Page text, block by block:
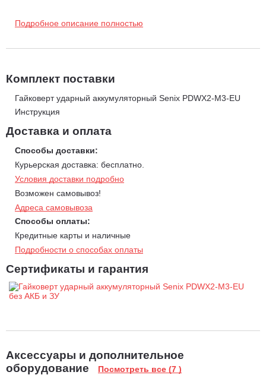
ручка устройства прорезинена, имеет эргономичный дизайн, на
Тип питания: 18 В
Кол-во оборотов: 0-950/1500/1800 об/мин
Частота ударов: 0-1150/2100/2400 уд/мин
Мах. диаметр винты/болты: М12-М30
Вес: 2,7 кг
Подробное описание полностью
Комплект поставки
Гайковерт ударный аккумуляторный Senix PDWX2-M3-EU
Инструкция
Доставка и оплата
Способы доставки:
Курьерская доставка: бесплатно.
Условия доставки подробно
Возможен самовывоз!
Адреса самовывоза
Способы оплаты:
Кредитные карты и наличные
Подробности о способах оплаты
Сертификаты и гарантия
Аксессуары и дополнительное
оборудование
Посмотреть все (7 )